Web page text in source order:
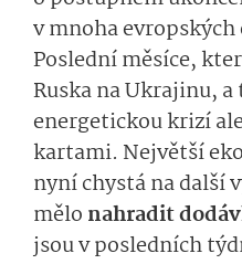
v mnoha
Poslední měsíce,
Ruska na Ukrajinu,
energetickou krizí
kartami. Největší
nyní chystá na další
mělo nahradit
jsou v posledních